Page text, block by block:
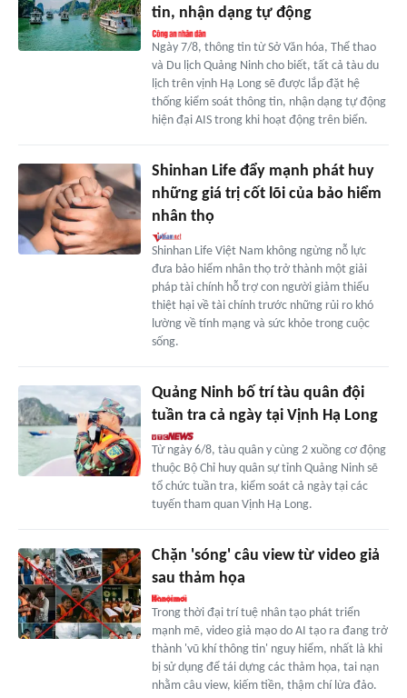
tin, nhận dạng tự động
Ngày 7/8, thông tin từ Sở Văn hóa, Thể thao
và Du lịch Quảng Ninh cho biết, tất cả tàu du
lịch trên vịnh Hạ Long sẽ được lắp đặt hệ
thống kiểm soát thông tin, nhận dạng tự động
hiện đại AIS trong khi hoạt động trên biển.
Shinhan Life đẩy mạnh phát huy
những giá trị cốt lõi của bảo hiểm
nhân thọ
Shinhan Life Việt Nam không ngừng nỗ lực
đưa bảo hiểm nhân thọ trở thành một giải
pháp tài chính hỗ trợ con người giảm thiểu
thiệt hại về tài chính trước những rủi ro khó
lường về tính mạng và sức khỏe trong cuộc
sống.
Quảng Ninh bố trí tàu quân đội
tuần tra cả ngày tại Vịnh Hạ Long
Từ ngày 6/8, tàu quân y cùng 2 xuồng cơ động
thuộc Bộ Chỉ huy quân sự tỉnh Quảng Ninh sẽ
tổ chức tuần tra, kiểm soát cả ngày tại các
tuyến tham quan Vịnh Hạ Long.
Chặn 'sóng' câu view từ video giả
sau thảm họa
Trong thời đại trí tuệ nhân tạo phát triển
mạnh mẽ, video giả mạo do AI tạo ra đang trở
thành 'vũ khí thông tin' nguy hiểm, nhất là khi
bị sử dụng để tái dựng các thảm họa, tai nạn
nhằm câu view, kiếm tiền, thậm chí lừa đảo.